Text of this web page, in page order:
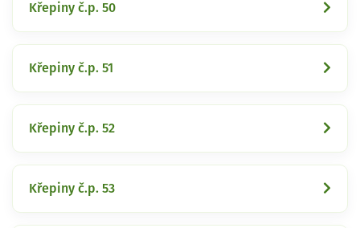
Křepiny č.p. 50
Křepiny č.p. 51
Křepiny č.p. 52
Křepiny č.p. 53